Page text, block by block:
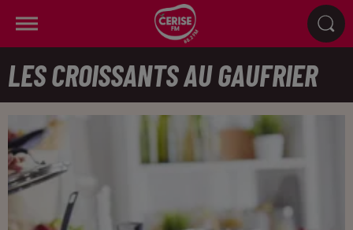
LES CROISSANTS AU GAUFRIER